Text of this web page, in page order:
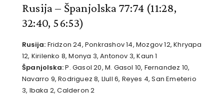
Rusija – Španjolska 77:74 (11:28,
32:40, 56:53)
Rusija: Fridzon 24, Ponkrashov 14, Mozgov 12, Khryapa
12, Kirilenko 8, Monya 3, Antonov 3, Kaun 1
Španjolska:P. Gasol 20, M. Gasol 10, Fernandez 10,
Navarro 9, Rodriguez 8, Llull 6, Reyes 4, San Emeterio
3, Ibaka 2, Calderon 2